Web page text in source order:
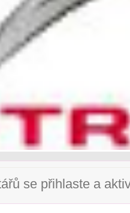
se přihlaste a